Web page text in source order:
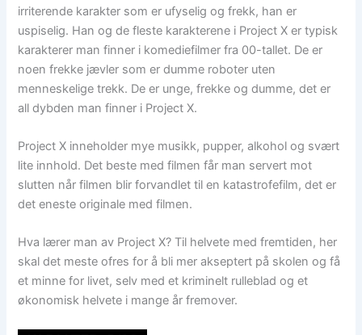
irriterende karakter som er ufyselig og frekk, han er
uspiselig. Han og de fleste karakterene i Project X er typisk
karakterer man finner i komediefilmer fra 00-tallet. De er
noen frekke jævler som er dumme roboter uten
menneskelige trekk. De er unge, frekke og dumme, det er
all dybden man finner i Project X.
Project X inneholder mye musikk, pupper, alkohol og svært
lite innhold. Det beste med filmen får man servert mot
slutten når filmen blir forvandlet til en katastrofefilm, det er
det eneste originale med filmen.
Hva lærer man av Project X? Til helvete med fremtiden, her
skal det meste ofres for å bli mer akseptert på skolen og få
et minne for livet, selv med et kriminelt rulleblad og et
økonomisk helvete i mange år fremover.